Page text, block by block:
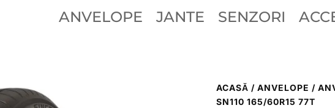
ANVELOPE JANTE SENZORI
ACASĂ / ANVELOPE /
SN110 165/60R15 77T